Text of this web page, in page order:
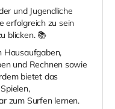
und Jugendliche
erfolgreich zu sein
blicken. 📚
Hausaufgaben,
und Rechnen sowie
bietet das
zum Surfen lernen.